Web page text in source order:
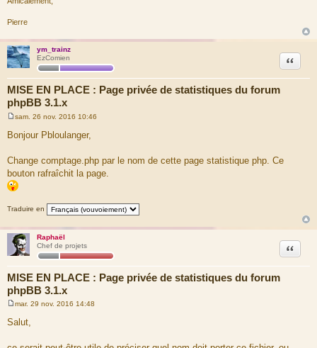
Pierre
ym_trainz
EzComien
MISE EN PLACE : Page privée de statistiques du forum
phpBB 3.1.x
Citation
s
g
e
sam. 26 nov. 2016 10:46
Bonjour Pbloulanger,
Change comptage.php par le nom de cette page statistique php. Ce
bouton rafraîchit la page.
Traduire en
Raphaël
Chef de projets
MISE EN PLACE : Page privée de statistiques du forum
phpBB 3.1.x
Citation
e
s
mar. 29 nov. 2016 14:48
Salut,